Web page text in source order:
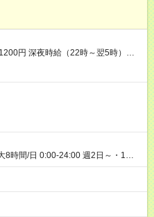
円 深夜時給（22時～翌5時）：
：
が、切り上げで一ヶ月とさせてい
15時間(研修中も同時給）
8時間/日 0:00-24:00 週2日～・1日
5:00-9:00 〇昼帯 9:00-14:00 〇午
22:00 〇深夜帯 22:00-翌5:00 基